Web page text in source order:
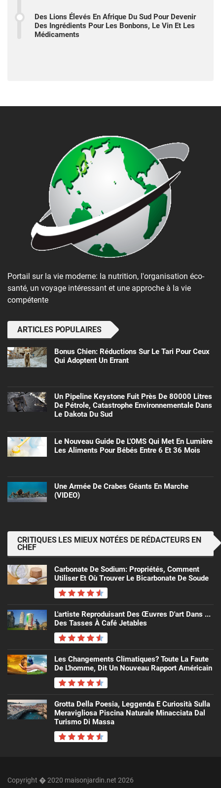
Des Lions Élevés En Afrique Du Sud Pour Devenir
Des Ingrédients Pour Les Bonbons, Le Vin Et Les
Médicaments
Portail sur la vie moderne: la nutrition, l'organisation éco-
santé, un voyage intéressant et une approche à la vie
compétente
ARTICLES POPULAIRES
Bonus Chien: Réductions Sur Le Tari Pour Ceux
Qui Adoptent Un Errant
Un Pipeline Keystone Fuit Près De 80000 Litres
De Pétrole, Catastrophe Environnementale Dans
Le Dakota Du Sud
Le Nouveau Guide De L'OMS Qui Met En Lumière
Les Aliments Pour Bébés Entre 6 Et 36 Mois
Une Armée De Crabes Géants En Marche
(VIDEO)
CRITIQUES LES MIEUX NOTÉES DE RÉDACTEURS EN
CHEF
Carbonate De Sodium: Propriétés, Comment
Utiliser Et Où Trouver Le Bicarbonate De Soude
L'artiste Reproduisant Des Œuvres D'art Dans ...
Des Tasses À Café Jetables
Les Changements Climatiques? Toute La Faute
De L'homme, Dit Un Nouveau Rapport Américain
Grotta Della Poesia, Leggenda E Curiosità Sulla
Meravigliosa Piscina Naturale Minacciata Dal
Turismo Di Massa
Copyright � 2020 maisonjardin.net 2026